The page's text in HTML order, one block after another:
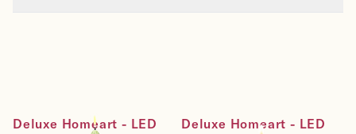
Deluxe Homeart - LED
Deluxe Homeart - LED